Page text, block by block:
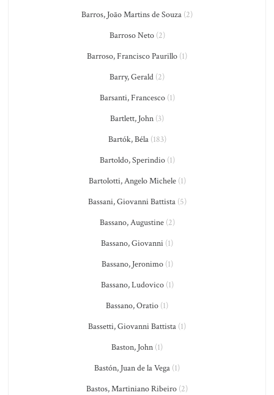
Barros, João Martins de Souza (2)
Barroso Neto(2)
Barroso, Francisco Paurillo (1)
Barry, Gerald (2)
Barsanti, Francesco(1)
Bartlett, John (3)
Bartók, Béla(183)
Bartoldo, Sperindio(1)
Bartolotti, Angelo Michele(1)
Bassani, Giovanni Battista(5)
Bassano, Augustine(2)
Bassano, Giovanni (1)
Bassano, Jeronimo(1)
Bassano, Ludovico(1)
Bassano, Oratio (1)
Bassetti, Giovanni Battista (1)
Baston, John (1)
Bastón, Juan de la Vega (1)
Bastos, Martiniano Ribeiro (2)